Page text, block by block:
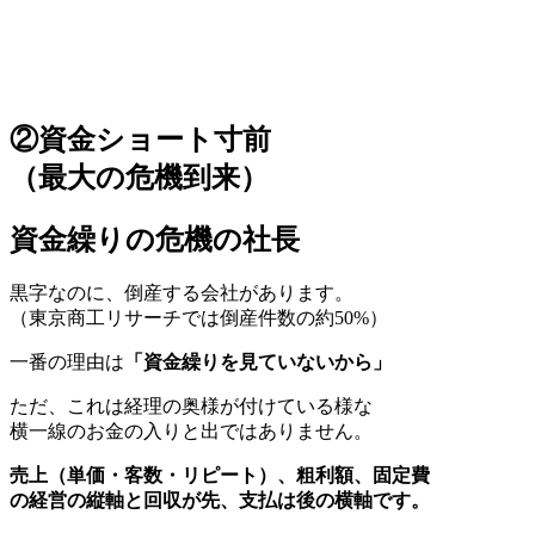
②資金ショート寸前
（最大の危機到来）
資金繰りの危機の社長
黒字なのに、倒産する会社があります。
（東京商工リサーチでは倒産件数の約50%）
一番の理由は 「資金繰りを見ていないから」
ただ、これは経理の奥様が付けている様な
横一線のお金の入りと出ではありません。
売上（単価・客数・リピート）、粗利額、固定費
の経営の縦軸と回収が先、支払は後の横軸です。